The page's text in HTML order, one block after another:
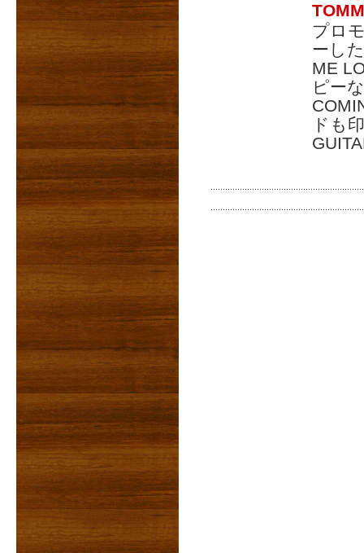
プロ
ーし
ME
ピー
ドも